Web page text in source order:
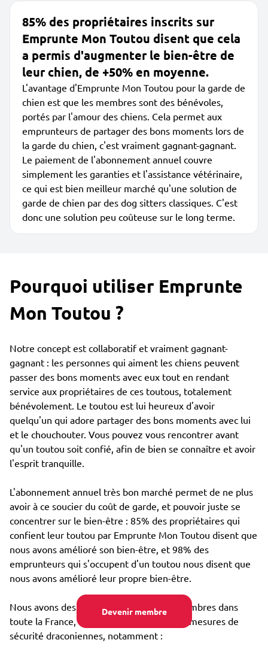
Devenir membre
85% des propriétaires inscrits sur
Emprunte Mon Toutou disent que cela
a permis d'augmenter le bien-être de
leur chien, de +50% en moyenne.
L'avantage d'Emprunte Mon Toutou pour la garde de
chien est que les membres sont des bénévoles,
portés par l'amour des chiens. Cela permet aux
emprunteurs de partager des bons moments lors de
la garde du chien, c'est vraiment gagnant-gagnant.
Le paiement de l'abonnement annuel couvre
simplement les garanties et l'assistance vétérinaire,
ce qui est bien meilleur marché qu'une solution de
garde de chien par des dog sitters classiques. C'est
donc une solution peu coûteuse sur le long terme.
Pourquoi utiliser Emprunte
Mon Toutou ?
Notre concept est collaboratif et vraiment gagnant-
gagnant : les personnes qui aiment les chiens peuvent
passer des bons moments avec eux tout en rendant
service aux propriétaires de ces toutous, totalement
bénévolement. Le toutou est lui heureux d'avoir
quelqu'un qui adore partager des bons moments avec lui
et le chouchouter. Vous pouvez vous rencontrer avant
qu'un toutou soit confié, afin de bien se connaître et avoir
l'esprit tranquille.
L'abonnement annuel très bon marché permet de ne plus
avoir à ce soucier du coût de garde, et pouvoir juste se
concentrer sur le bien-être : 85% des propriétaires qui
confient leur toutou par Emprunte Mon Toutou disent que
nous avons amélioré son bien-être, et 98% des
emprunteurs qui s'occupent d'un toutou nous disent que
nous avons amélioré leur propre bien-être.
Nous avons des dizaines de milliers de membres dans
toute la France, et avons mis en place des mesures de
sécurité draconiennes, notamment :